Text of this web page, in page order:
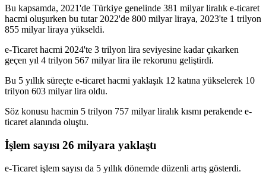
Bu kapsamda, 2021'de Türkiye genelinde 381 milyar liralık e-ticaret
hacmi oluşurken bu tutar 2022'de 800 milyar liraya, 2023'te 1 trilyon
855 milyar liraya yükseldi.
e-Ticaret hacmi 2024'te 3 trilyon lira seviyesine kadar çıkarken
geçen yıl 4 trilyon 567 milyar lira ile rekorunu geliştirdi.
Bu 5 yıllık süreçte e-ticaret hacmi yaklaşık 12 katına yükselerek 10
trilyon 603 milyar lira oldu.
Söz konusu hacmin 5 trilyon 757 milyar liralık kısmı perakende e-
ticaret alanında oluştu.
İşlem sayısı 26 milyara yaklaştı
e-Ticaret işlem sayısı da 5 yıllık dönemde düzenli artış gösterdi.